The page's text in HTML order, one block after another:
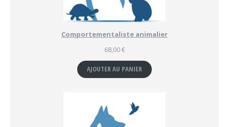
Comportementaliste animalier
68,00€
AJOUTER AU PANIER